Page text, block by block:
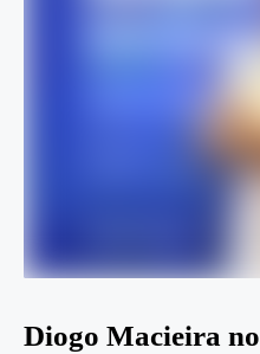
Diogo Macieira